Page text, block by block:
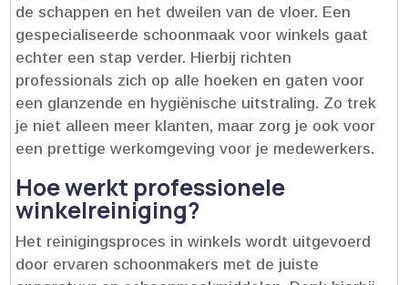
de schappen en het dweilen van de vloer.​ Een
gespecialiseerde schoonmaak voor winkels gaat
echter een stap verder.​ Hierbij richten
professionals zich op alle hoeken en gaten voor
een glanzende en hygiënische uitstraling.​ Zo trek
je niet alleen meer klanten, maar zorg je ook voor
een prettige werkomgeving voor je medewerkers.​
Hoe werkt professionele
winkelreiniging?
Het reinigingsproces in winkels wordt uitgevoerd
door ervaren schoonmakers met de juiste